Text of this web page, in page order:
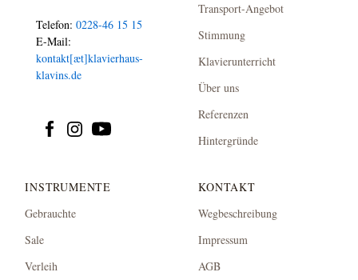
Telefon:0228-46 15 15
E-Mail:
kontakt[æt]klavierhaus-
klavins.de
Transport-Angebot
Stimmung
Klavierunterricht
Über uns
Referenzen
Hintergründe
INSTRUMENTE
Gebrauchte
Sale
Verleih
KONTAKT
Wegbeschreibung
Impressum
AGB